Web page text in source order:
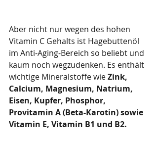
Aber nicht nur wegen des hohen
Vitamin C Gehalts ist Hagebuttenöl
im Anti-Aging-Bereich so beliebt und
kaum noch wegzudenken. Es enthält
wichtige Mineralstoffe wie Zink,
Calcium, Magnesium, Natrium,
Eisen, Kupfer, Phosphor,
Provitamin A (Beta-Karotin) sowie
Vitamin E, Vitamin B1 und B2.